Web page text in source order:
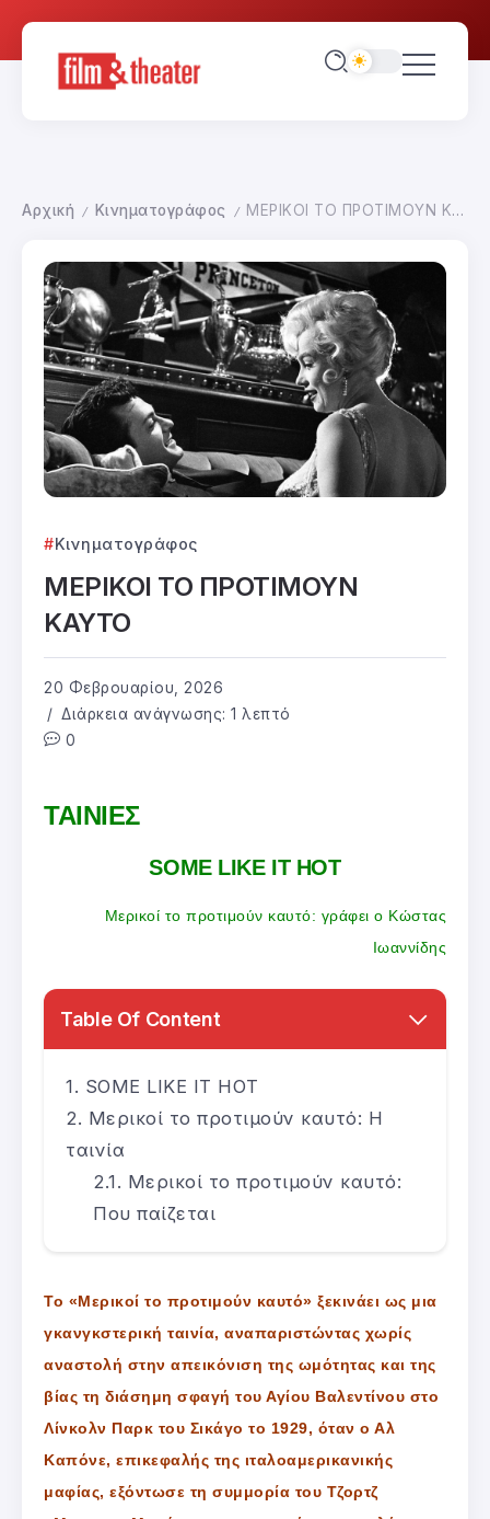
Αρχική / Κινηματογράφος / ΜΕΡΙΚΟΙ ΤΟ ΠΡΟΤΙΜΟΥΝ ΚΑΥΤΟ
Κινηματογράφος
ΜΕΡΙΚΟΙ ΤΟ ΠΡΟΤΙΜΟΥΝ
ΚΑΥΤΟ
20 Φεβρουαρίου, 2026
Διάρκεια ανάγνωσης: 1 λεπτό
0
ΤΑΙΝΙΕΣ
SOME LIKE IT HOT
Μερικοί το προτιμούν καυτό: γράφει ο Κώστας
Ιωαννίδης
Table Of Content
SOME LIKE IT HOT
Μερικοί το προτιμούν καυτό: Η
ταινία
Μερικοί το προτιμούν καυτό:
Που παίζεται
Το «Μερικοί το προτιμούν καυτό» ξεκινάει ως μια
γκανγκστερική ταινία, αναπαριστώντας χωρίς
αναστολή στην απεικόνιση της ωμότητας και της
βίας τη διάσημη σφαγή του Αγίου Βαλεντίνου στο
Λίνκολν Παρκ του Σικάγο το 1929, όταν ο Αλ
Καπόνε, επικεφαλής της ιταλοαμερικανικής
μαφίας, εξόντωσε τη συμμορία του Τζορτζ